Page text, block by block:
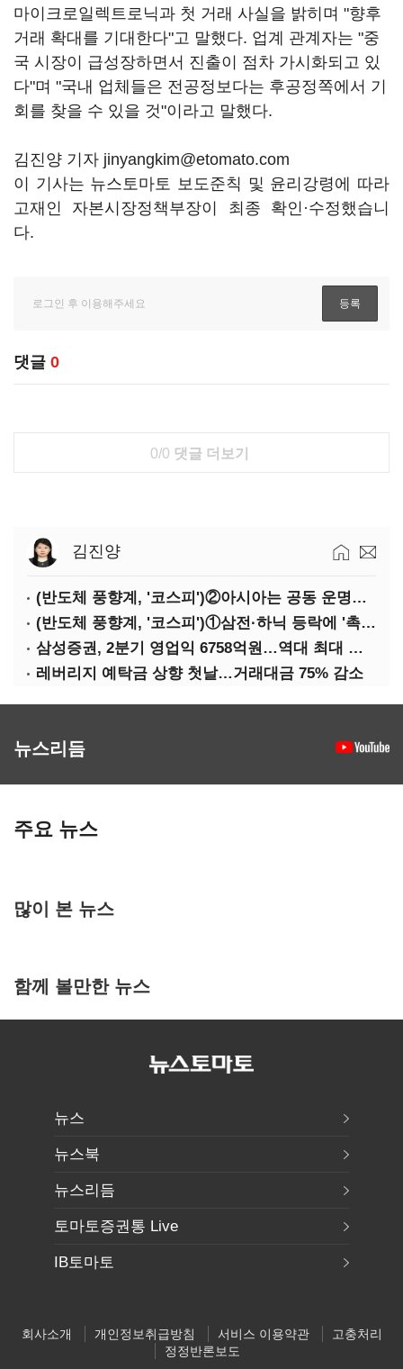
마이크로일렉트로닉과 첫 거래 사실을 밝히며 "향후
거래 확대를 기대한다"고 말했다. 업계 관계자는 "중
국 시장이 급성장하면서 진출이 점차 가시화되고 있
다"며 "국내 업체들은 전공정보다는 후공정쪽에서 기
회를 찾을 수 있을 것"이라고 말했다.
김진양 기자 jinyangkim@etomato.com
이 기사는 뉴스토마토 보도준칙 및 윤리강령에 따라
고재인 자본시장정책부장이 최종 확인·수정했습니
다.
댓글 0
0/0 댓글 더보기
김진양
(반도체 풍향계, '코스피')②아시아는 공동 운명체?…일본·대만도 '동반 출렁'
(반도체 풍향계, '코스피')①삼전·하닉 등락에 '촉각'…코스피·나스닥 '한 몸'
삼성증권, 2분기 영업익 6758억원…역대 최대 경신
레버리지 예탁금 상향 첫날…거래대금 75% 감소
뉴스리듬
주요 뉴스
많이 본 뉴스
함께 볼만한 뉴스
뉴스
뉴스북
뉴스리듬
토마토증권통 Live
IB토마토
회사소개 개인정보취급방침 서비스 이용약관
고충처리
정정반론보도